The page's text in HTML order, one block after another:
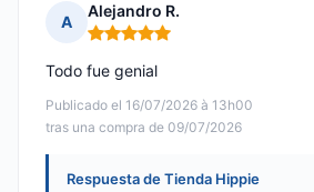
A
Alejandro R.
Nota: 5 de 5
Publicado el 16/07/2026 à 13h00
tras una compra de 09/07/2026
Todo fue genial
Respuesta de Tienda Hippie